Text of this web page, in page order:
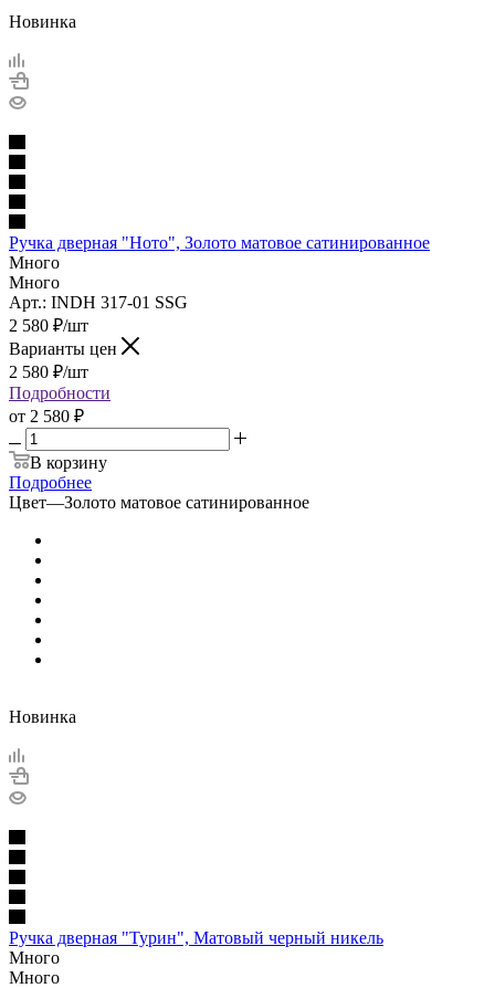
Новинка
Ручка дверная "Ното", Золото матовое сатинированное
Много
Много
Арт.: INDH 317-01 SSG
2 580 ₽/шт
Варианты цен
2 580 ₽/шт
Подробности
от 2 580 ₽
В корзину
Подробнее
Цвет—Золото матовое сатинированное
Новинка
Ручка дверная "Турин", Матовый черный никель
Много
Много